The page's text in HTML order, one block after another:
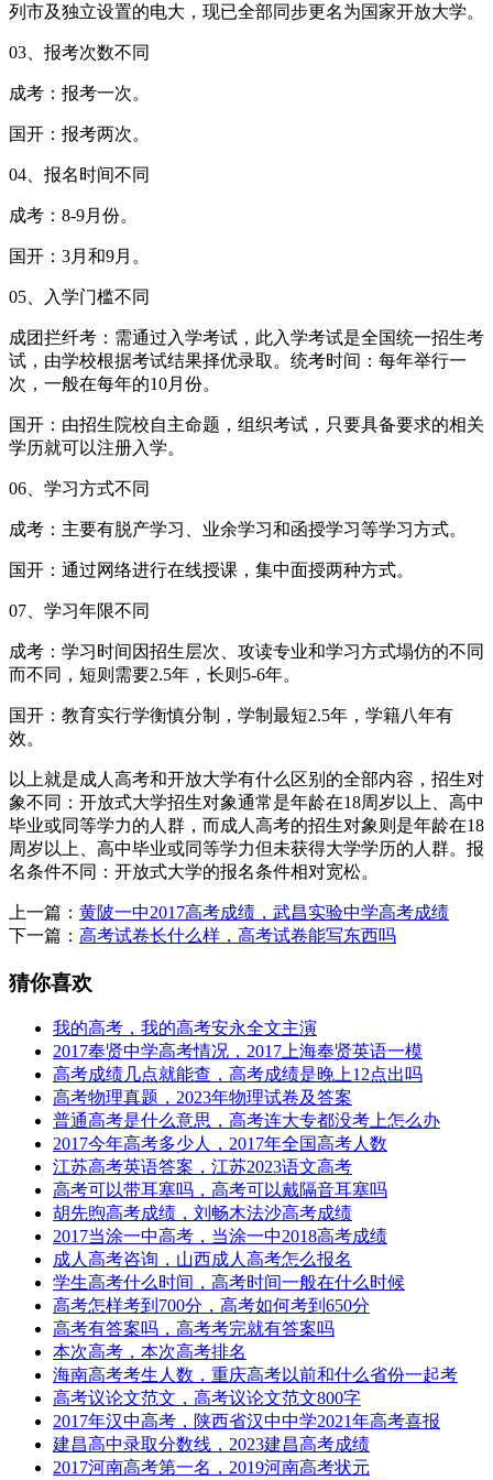
列市及独立设置的电大，现已全部同步更名为国家开放大学。
03、报考次数不同
成考：报考一次。
国开：报考两次。
04、报名时间不同
成考：8-9月份。
国开：3月和9月。
05、入学门槛不同
成团拦纤考：需通过入学考试，此入学考试是全国统一招生考
试，由学校根据考试结果择优录取。统考时间：每年举行一
次，一般在每年的10月份。
国开：由招生院校自主命题，组织考试，只要具备要求的相关
学历就可以注册入学。
06、学习方式不同
成考：主要有脱产学习、业余学习和函授学习等学习方式。
国开：通过网络进行在线授课，集中面授两种方式。
07、学习年限不同
成考：学习时间因招生层次、攻读专业和学习方式塌仿的不同
而不同，短则需要2.5年，长则5-6年。
国开：教育实行学衡慎分制，学制最短2.5年，学籍八年有
效。
以上就是成人高考和开放大学有什么区别的全部内容，招生对
象不同：开放式大学招生对象通常是年龄在18周岁以上、高中
毕业或同等学力的人群，而成人高考的招生对象则是年龄在18
周岁以上、高中毕业或同等学力但未获得大学学历的人群。报
名条件不同：开放式大学的报名条件相对宽松。
上一篇： 黄陂一中2017高考成绩，武昌实验中学高考成绩
下一篇： 高考试卷长什么样，高考试卷能写东西吗
猜你喜欢
我的高考，我的高考安永全文主演
2017奉贤中学高考情况，2017上海奉贤英语一模
高考成绩几点就能查，高考成绩是晚上12点出吗
高考物理真题，2023年物理试卷及答案
普通高考是什么意思，高考连大专都没考上怎么办
2017今年高考多少人，2017年全国高考人数
江苏高考英语答案，江苏2023语文高考
高考可以带耳塞吗，高考可以戴隔音耳塞吗
胡先煦高考成绩，刘畅木法沙高考成绩
2017当涂一中高考，当涂一中2018高考成绩
成人高考咨询，山西成人高考怎么报名
学生高考什么时间，高考时间一般在什么时候
高考怎样考到700分，高考如何考到650分
高考有答案吗，高考考完就有答案吗
本次高考，本次高考排名
海南高考考生人数，重庆高考以前和什么省份一起考
高考议论文范文，高考议论文范文800字
2017年汉中高考，陕西省汉中中学2021年高考喜报
建昌高中录取分数线，2023建昌高考成绩
2017河南高考第一名，2019河南高考状元